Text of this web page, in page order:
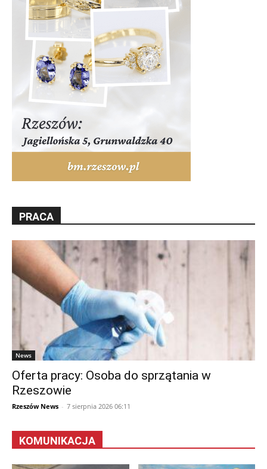
PRACA
News
Oferta pracy: Osoba do sprzątania w
Rzeszowie
Rzeszów News - 7 sierpnia 2026 06:11
KOMUNIKACJA